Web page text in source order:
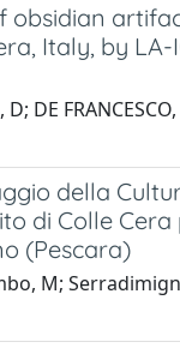
obsidian
Italy, by LA-
DE
della
di Colle Cera
(Pescara)
M;